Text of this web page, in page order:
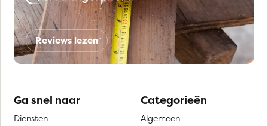
Reviews lezen
Ga snel naar
Diensten
Categorieën
Algemeen